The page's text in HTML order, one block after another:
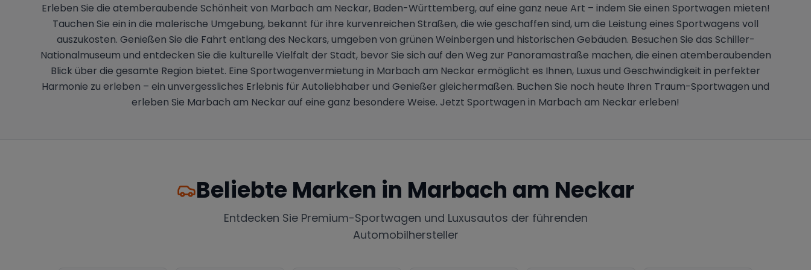
Erleben Sie die atemberaubende Schönheit von Marbach am Neckar, Baden-Württemberg, auf eine ganz neue Art – indem Sie einen Sportwagen mieten!
Tauchen Sie ein in die malerische Umgebung, bekannt für ihre kurvenreichen Straßen, die wie geschaffen sind, um die Leistung eines Sportwagens voll
auszukosten. Genießen Sie die Fahrt entlang des Neckars, umgeben von grünen Weinbergen und historischen Gebäuden. Besuchen Sie das Schiller-
Nationalmuseum und entdecken Sie die kulturelle Vielfalt der Stadt, bevor Sie sich auf den Weg zur Panoramastraße machen, die einen atemberaubenden
Blick über die gesamte Region bietet. Eine Sportwagenvermietung in Marbach am Neckar ermöglicht es Ihnen, Luxus und Geschwindigkeit in perfekter
Harmonie zu erleben – ein unvergessliches Erlebnis für Autoliebhaber und Genießer gleichermaßen. Buchen Sie noch heute Ihren Traum-Sportwagen und
erleben Sie Marbach am Neckar auf eine ganz besondere Weise. Jetzt Sportwagen in Marbach am Neckar erleben!
Beliebte Marken in Marbach am Neckar
Entdecken Sie Premium-Sportwagen und Luxusautos der führenden
Automobilhersteller